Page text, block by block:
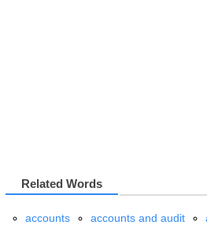
Related Words
accounts accounts and audit